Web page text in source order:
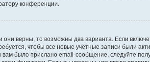
конференции.
верны, то возможны два варианта. Если
чтобы все новые учётные записи были
было прислано email-сообщение, следуйте